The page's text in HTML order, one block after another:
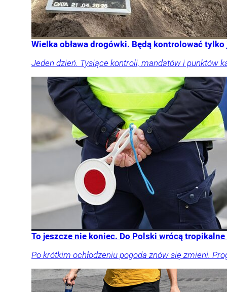
Wielka obława drogówki. Będą kontrolować tylko
Jeden dzień. Tysiące kontroli, mandatów i punktów
To jeszcze nie koniec. Do Polski wrócą
Po krótkim ochłodzeniu pogoda znów się zmieni.